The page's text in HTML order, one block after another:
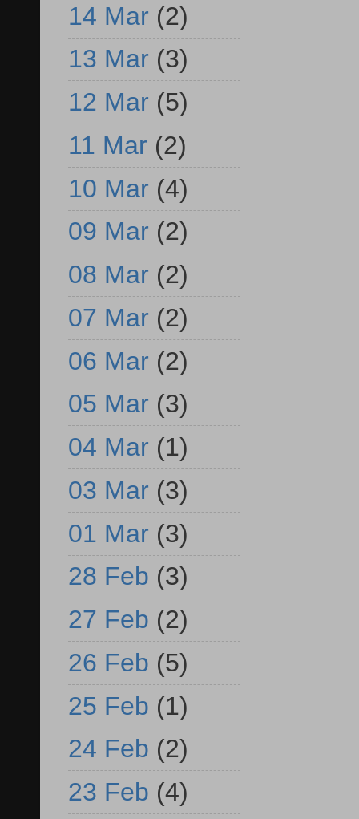
14 Mar (2)
13 Mar (3)
12 Mar (5)
11 Mar (2)
10 Mar (4)
09 Mar (2)
08 Mar (2)
07 Mar (2)
06 Mar (2)
05 Mar (3)
04 Mar (1)
03 Mar (3)
01 Mar (3)
28 Feb (3)
27 Feb (2)
26 Feb (5)
25 Feb (1)
24 Feb (2)
23 Feb (4)